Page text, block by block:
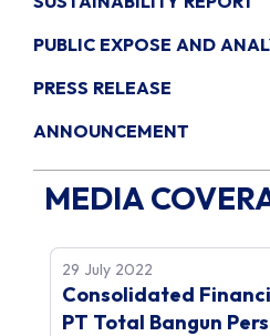
PUBLIC EXPOSE AND
PRESS RELEASE
ANNOUNCEMENT
MEDIA
29 July 2022
Consolidated
PT Total Bangun